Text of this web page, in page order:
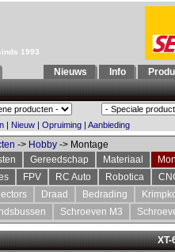
1993
Nieuws Info
| Nieuw | Opruiming | Aanbieding
-> Hobby -> Montage
Gereedschap Materiaal
FPV RC Auto Robotica
Draad Bedrading
Schroeven M3
XT-